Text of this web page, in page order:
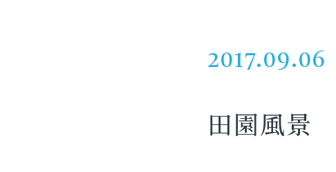
2017.09.06
田園風景